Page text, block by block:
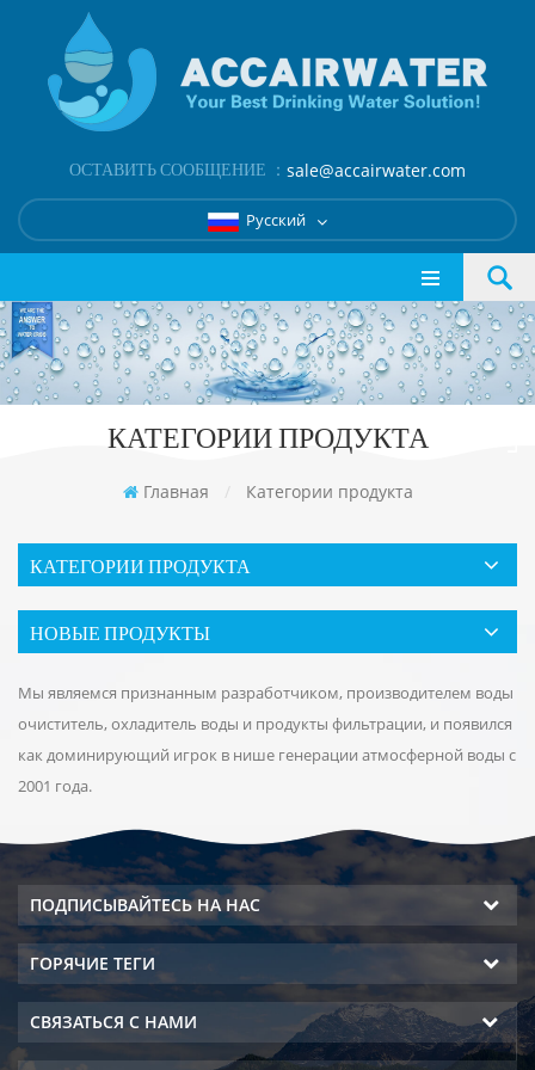
ОСТАВИТЬ СООБЩЕНИЕ ： sale@accairwater.com
Русский
КАТЕГОРИИ ПРОДУКТА
Главная / Категории продукта
КАТЕГОРИИ ПРОДУКТА
НОВЫЕ ПРОДУКТЫ
Мы являемся признанным разработчиком, производителем воды
очиститель, охладитель воды и продукты фильтрации, и появился
как доминирующий игрок в нише генерации атмосферной воды с
2001 года.
ПОДПИСЫВАЙТЕСЬ НА НАС
ГОРЯЧИЕ ТЕГИ
СВЯЗАТЬСЯ С НАМИ